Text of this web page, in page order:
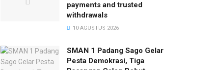
payments and trusted
withdrawals
10 AGUSTUS 2026
SMAN 1 Padang Sago Gelar
Pesta Demokrasi, Tiga